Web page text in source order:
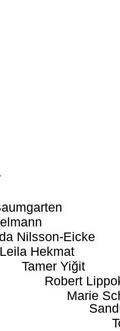
Nilsson-Eicke
Leila Hekmat
Tamer Yiğit
Robert
Marie